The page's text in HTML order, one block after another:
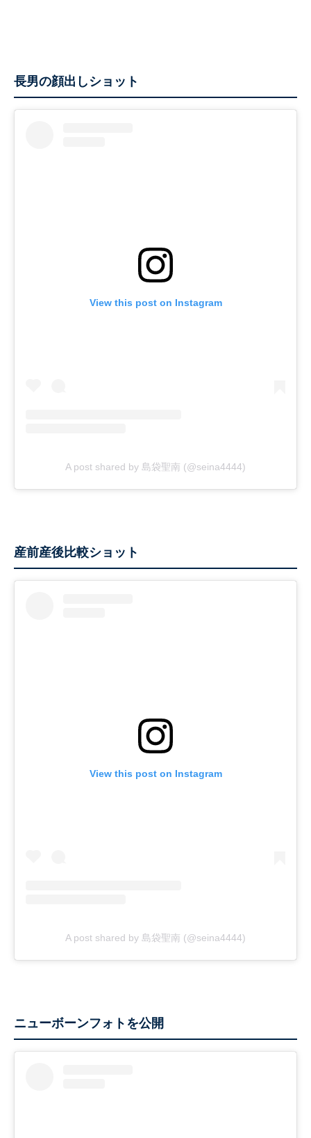
長男の顔出しショット
View this post on Instagram
A post shared by 島袋聖南 (@seina4444)
産前産後比較ショット
View this post on Instagram
A post shared by 島袋聖南 (@seina4444)
ニューボーンフォトを公開